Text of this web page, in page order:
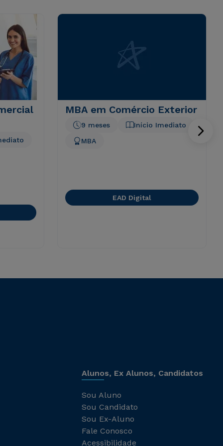
MBA em Comércio Exterior
Início Imediato
9 meses
MBA
EAD Digital
Alunos, Ex Alunos, Candidatos
Sou Aluno
Sou Candidato
Sou Ex-Aluno
Fale Conosco
Acessibilidade